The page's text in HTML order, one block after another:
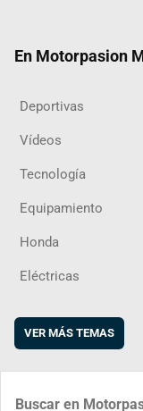
En Motorpasion
Deportivas
Vídeos
Tecnología
Equipamiento
Honda
Eléctricas
VER MÁS TEMAS